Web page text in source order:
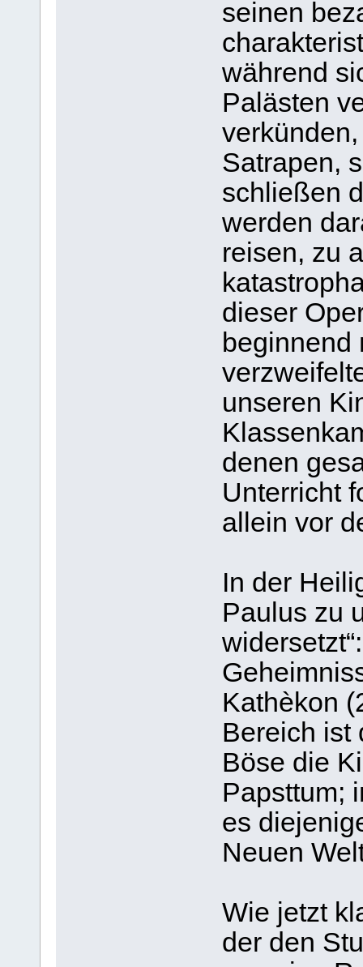
seinen
während
Palästen
Satrapen,
schließen
werden
reisen, zu
dieser
beginnend
unseren
denen
Unterricht
allein vor
In der
Paulus zu
Kathèkon
Bereich ist
Böse die
Papsttum;
es
Neuen
Wie jetzt
der den